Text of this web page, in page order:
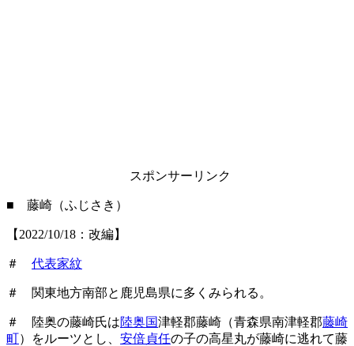
スポンサーリンク
■ 藤崎（ふじさき）
【2022/10/18：改編】
＃ 代表家紋
＃ 関東地方南部と鹿児島県に多くみられる。
＃ 陸奥の藤崎氏は陸奥国津軽郡藤崎（青森県南津軽郡藤崎
町）をルーツとし、 安倍貞任の子の高星丸が藤崎に逃れて藤